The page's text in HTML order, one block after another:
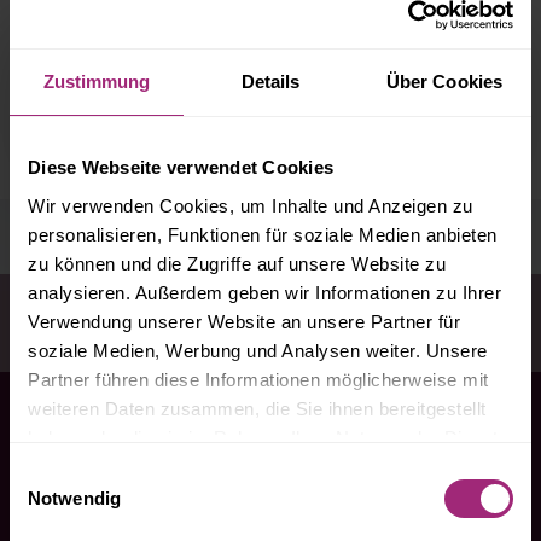
Zustimmung Details Über Cookies
Diese Webseite verwendet Cookies
Wir verwenden Cookies, um Inhalte und Anzeigen zu
personalisieren, Funktionen für soziale Medien anbieten
zu können und die Zugriffe auf unsere Website zu
analysieren. Außerdem geben wir Informationen zu Ihrer
Verwendung unserer Website an unsere Partner für
soziale Medien, Werbung und Analysen weiter. Unsere
Partner führen diese Informationen möglicherweise mit
weiteren Daten zusammen, die Sie ihnen bereitgestellt
Notwendig
ÖLTANKREINIGUNGSKOSTEN SIND
Sie sind hier:
- Vermieter muss zahlen
Seit über 20 Jahren Mietrechtsberatung in Bremen und